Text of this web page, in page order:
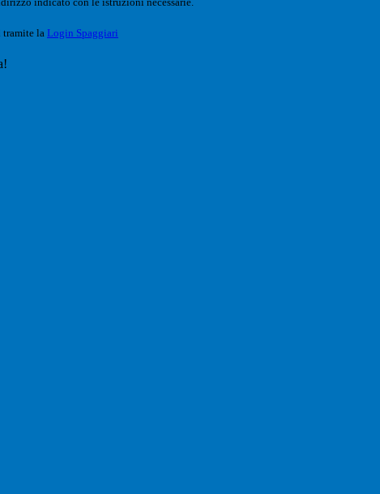
tramite la Login Spaggiari